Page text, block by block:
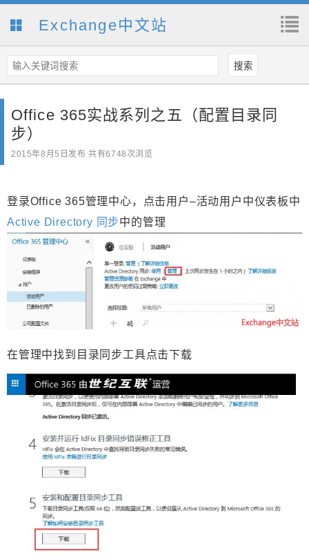
Exchange中文站
Office 365实战系列之五（配置目录同
步）
2015年8月5日发布 共有6748次浏览
登录Office 365管理中心，点击用户–活动用户中仪表板中
Active Directory 同步中的管理
在管理中找到目录同步工具点击下载